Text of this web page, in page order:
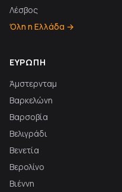
Λέσβος
Όλη η Ελλάδα →
ΕΥΡΏΠΗ
Άμστερνταμ
Βαρκελώνη
Βαρσοβία
Βελιγράδι
Βενετία
Βερολίνο
Βιέννη